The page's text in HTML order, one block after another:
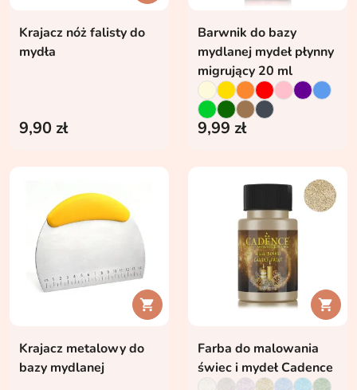
Krajacz nóż falisty do
mydła
9,90 zł
Barwnik do bazy
mydlanej mydeł płynny
migrujący 20 ml
9,99 zł

Krajacz metalowy do
bazy mydlanej

Farba do malowania
świec i mydeł Cadence